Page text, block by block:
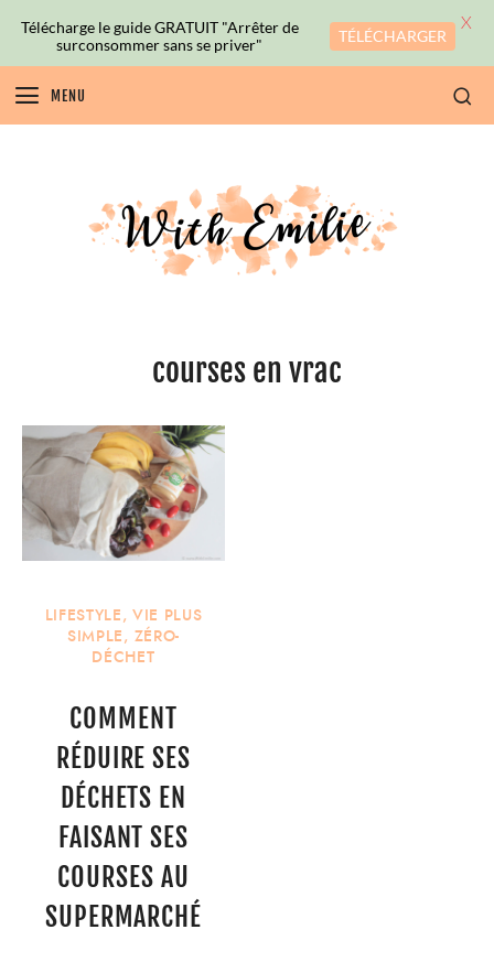
MENU
courses en vrac
LIFESTYLE,VIE PLUS
SIMPLE, ZÉRO-
DÉCHET
COMMENT
RÉDUIRE SES
DÉCHETS EN
FAISANT SES
COURSES AU
SUPERMARCHÉ
Télécharge le guide GRATUIT "Arrêter de
surconsommer sans se priver"
TÉLÉCHARGER
X